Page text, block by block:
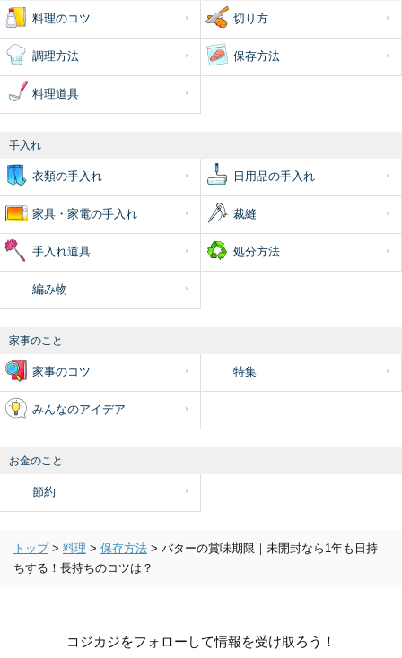
料理のコツ 切り方
調理方法 保存方法
料理道具
手入れ
衣類の手入れ 日用品の手入れ
家具・家電の手入れ 裁縫
手入れ道具 処分方法
編み物
家事のこと
家事のコツ 特集
みんなのアイデア
お金のこと
節約
トップ > 料理 > 保存方法 > バターの賞味期限｜未開封なら1年も日持
ちする！長持ちのコツは？
コジカジをフォローして情報を受け取ろう！